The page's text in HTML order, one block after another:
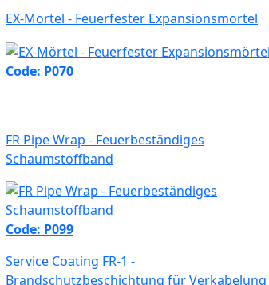
EX-Mörtel - Feuerfester Expansionsmörtel
Code: P070
FR Pipe Wrap - Feuerbeständiges
Schaumstoffband
Code: P099
Service Coating FR-1 -
Brandschutzbeschichtung für Verkabelung